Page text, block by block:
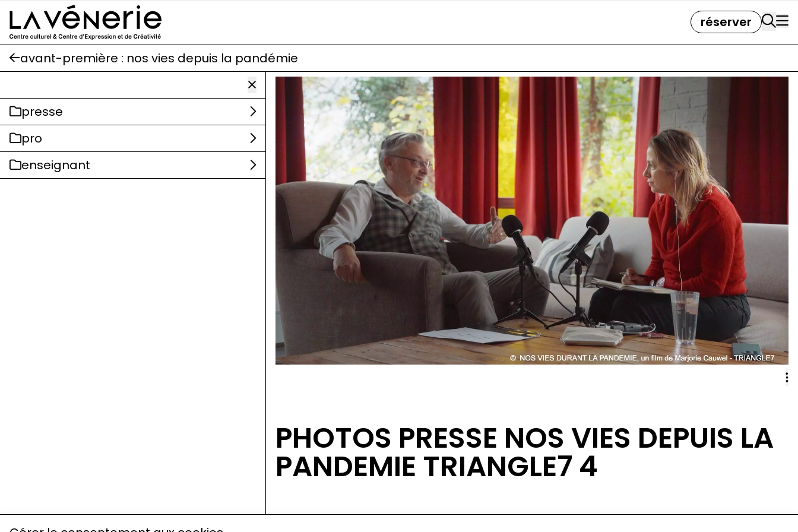
Aller au contenu principal
réserver
avant-première : nos vies depuis la pandémie
presse
pro
enseignant
PHOTOS PRESSE NOS VIES DEPUIS LA
PANDEMIE TRIANGLE7 4